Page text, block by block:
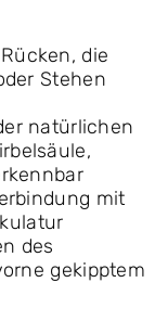
die
Stehen
natürlichen
mit
des
gekipptem